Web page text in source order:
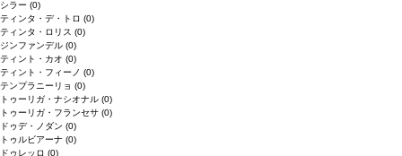
シラー (0)
ティンタ・デ・トロ (0)
ティンタ・ロリス (0)
ジンファンデル (0)
ティント・カオ (0)
ティント・フィーノ (0)
テンプラニーリョ (0)
トゥーリガ・ナシオナル (0)
トゥーリガ・フランセサ (0)
ドゥデ・ノダン (0)
トゥルビアーナ (0)
ドゥレッロ (0)